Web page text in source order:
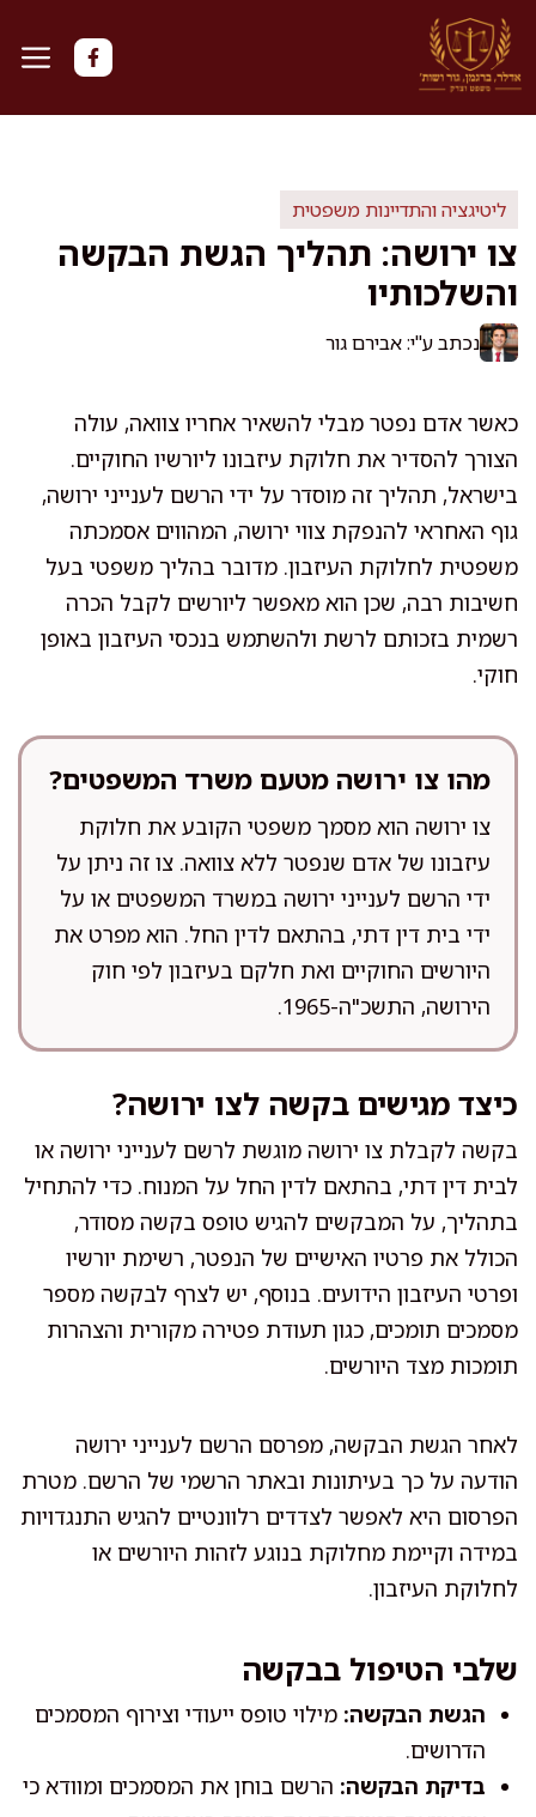
לדלג
לתוכן
ליטיגציה והתדיינות משפטית
צו ירושה: תהליך הגשת הבקשה
והשלכותיו
נכתב ע"י: אבירם גור
כאשר אדם נפטר מבלי להשאיר אחריו צוואה, עולה
הצורך להסדיר את חלוקת עיזבונו ליורשיו החוקיים.
בישראל, תהליך זה מוסדר על ידי הרשם לענייני ירושה,
גוף האחראי להנפקת צווי ירושה, המהווים אסמכתה
משפטית לחלוקת העיזבון. מדובר בהליך משפטי בעל
חשיבות רבה, שכן הוא מאפשר ליורשים לקבל הכרה
רשמית בזכותם לרשת ולהשתמש בנכסי העיזבון באופן
חוקי.
מהו צו ירושה מטעם משרד המשפטים?
צו ירושה הוא מסמך משפטי הקובע את חלוקת
עיזבונו של אדם שנפטר ללא צוואה. צו זה ניתן על
ידי הרשם לענייני ירושה במשרד המשפטים או על
ידי בית דין דתי, בהתאם לדין החל. הוא מפרט את
היורשים החוקיים ואת חלקם בעיזבון לפי חוק
הירושה, התשכ"ה-1965.
כיצד מגישים בקשה לצו ירושה?
בקשה לקבלת צו ירושה מוגשת לרשם לענייני ירושה או
לבית דין דתי, בהתאם לדין החל על המנוח. כדי להתחיל
בתהליך, על המבקשים להגיש טופס בקשה מסודר,
הכולל את פרטיו האישיים של הנפטר, רשימת יורשיו
ופרטי העיזבון הידועים. בנוסף, יש לצרף לבקשה מספר
מסמכים תומכים, כגון תעודת פטירה מקורית והצהרות
תומכות מצד היורשים.
לאחר הגשת הבקשה, מפרסם הרשם לענייני ירושה
הודעה על כך בעיתונות ובאתר הרשמי של הרשם. מטרת
הפרסום היא לאפשר לצדדים רלוונטיים להגיש התנגדויות
במידה וקיימת מחלוקת בנוגע לזהות היורשים או
לחלוקת העיזבון.
שלבי הטיפול בבקשה
הגשת הבקשה: מילוי טופס ייעודי וצירוף המסמכים
הדרושים.
בדיקת הבקשה: הרשם בוחן את המסמכים ומוודא כי